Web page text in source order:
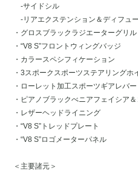
-サイドシル
-リアエクステンション＆ディフュ
・グロスブラックラジエーターグリル
・“V8 S”フロントウィングバッジ
・カラースペシフィケーション
・3スポークスポーツステアリングホ
・ローレット加工スポーツギアレバー
・ピアノブラックべニアフェイシア
・レザーヘッドライニング
・“V8 S”トレッドプレート
・“V8 S”ロゴメーターパネル
＜主要諸元＞